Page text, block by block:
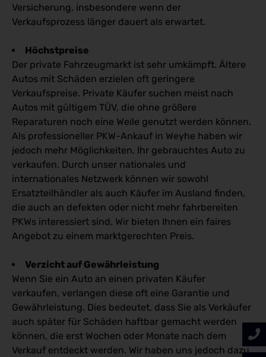
Versicherung, insbesondere wenn der
Verkaufsprozess länger dauert als erwartet.
Höchstpreise
Der private Fahrzeugmarkt ist sehr umkämpft. Ältere
Autos mit Schäden erzielen oft geringere
Verkaufspreise. Private Käufer suchen meist nach
Autos mit gültigem TÜV, die ohne größere
Reparaturen noch eine Weile genutzt werden können.
Als professioneller PKW-Ankauf in Weyhe haben wir
jedoch mehr Möglichkeiten, Ihr gebrauchtes Auto zu
verkaufen. Durch unser nationales und
internationales Netzwerk können wir sowohl
Ersatzteilhändler als auch Käufer im Ausland finden,
die auch an defekten oder nicht mehr fahrbereiten
PKWs interessiert sind. Wir bieten Ihnen ein faires
Angebot zu einem marktgerechten Preis.
Verzicht auf Gewährleistung
Wenn Sie ein Auto an einen privaten Käufer
verkaufen, verlangen diese oft eine Garantie und
Gewährleistung. Dies bedeutet, dass Sie als Verkäufer
auch später für Schäden haftbar gemacht werden
können, die erst Wochen oder Monate nach dem
Verkauf entdeckt werden. Wir haben uns jedoch dazu